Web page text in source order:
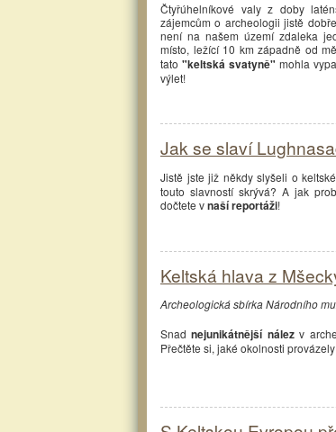
Čtyřúhelníkové valy z doby
zájemcům o archeologii jistě
není na našem území zdaleka
místo, ležící 10 km západně od
tato "keltská svatyně" mohla
výlet!
Jak se slaví
Jistě jste již někdy slyšeli o
touto slavností skrývá? A jak
dočtete vnaší reportáži!
Keltská hlava z
Archeologická sbírka Národního
Snad nejunikátnější nálezv
Přečtěte si, jaké okolnosti